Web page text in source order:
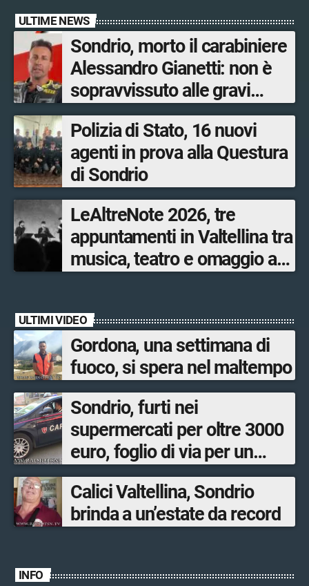
ULTIME NEWS
Sondrio, morto il carabiniere
Alessandro Gianetti: non è
sopravvissuto alle gravi
ustioni
Polizia di Stato, 16 nuovi
agenti in prova alla Questura
di Sondrio
LeAltreNote 2026, tre
appuntamenti in Valtellina tra
musica, teatro e omaggio a
ULTIMI VIDEO
Gordona, una settimana di
fuoco, si spera nel maltempo
Sondrio, furti nei
supermercati per oltre 3000
euro, foglio di via per un
ventinovenne
Calici Valtellina, Sondrio
brinda a un’estate da record
INFO